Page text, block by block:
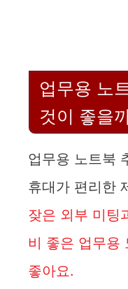
업무용 노
것이 좋을
업무용 노트북
휴대가 편리한
잦은 외부 미팅
비 좋은 업무용
좋아요.